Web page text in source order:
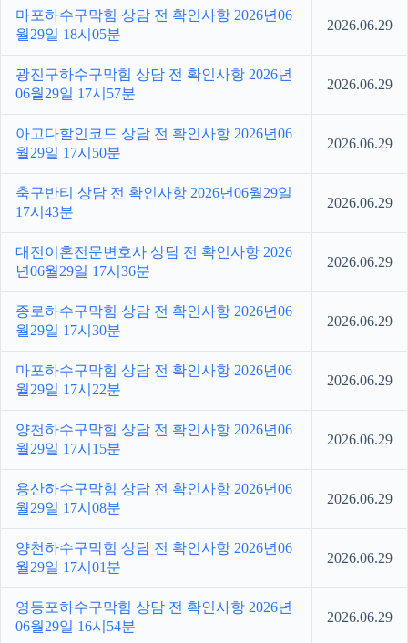
마포하수구막힘 상담 전 확인사항 2026년06
월29일 18시05분
2026.06.29
광진구하수구막힘 상담 전 확인사항 2026년
06월29일 17시57분
2026.06.29
아고다할인코드 상담 전 확인사항 2026년06
월29일 17시50분
2026.06.29
축구반티 상담 전 확인사항 2026년06월29일
17시43분
2026.06.29
대전이혼전문변호사 상담 전 확인사항 2026
년06월29일 17시36분
2026.06.29
종로하수구막힘 상담 전 확인사항 2026년06
월29일 17시30분
2026.06.29
마포하수구막힘 상담 전 확인사항 2026년06
월29일 17시22분
2026.06.29
양천하수구막힘 상담 전 확인사항 2026년06
월29일 17시15분
2026.06.29
용산하수구막힘 상담 전 확인사항 2026년06
월29일 17시08분
2026.06.29
양천하수구막힘 상담 전 확인사항 2026년06
월29일 17시01분
2026.06.29
영등포하수구막힘 상담 전 확인사항 2026년
06월29일 16시54분
2026.06.29